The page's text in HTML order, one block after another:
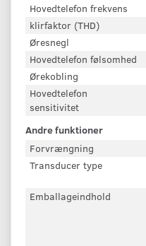
Hovedtelefon frekvens
klirfaktor (THD)
Øresnegl
Hovedtelefon følsomhed
Ørekobling
Hovedtelefon
sensitivitet
Andre funktioner
Forvrængning
Transducer type
Emballageindhold